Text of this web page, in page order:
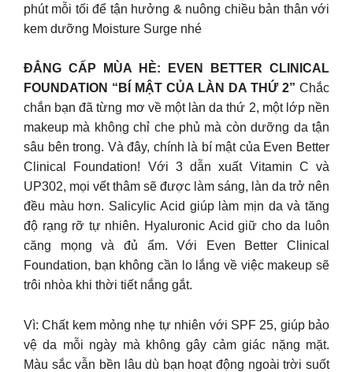
phút mỗi tối để tận hưởng & nuông chiều bản thân với
kem dưỡng Moisture Surge nhé
ĐẲNG CẤP MÙA HÈ: EVEN BETTER CLINICAL
FOUNDATION “BÍ MẬT CỦA LÀN DA THỨ 2” Chắc
chắn bạn đã từng mơ về một làn da thứ 2, một lớp nền
makeup mà không chỉ che phủ mà còn dưỡng da tận
sâu bên trong. Và đây, chính là bí mật của Even Better
Clinical Foundation! Với 3 dẫn xuất Vitamin C và
UP302, mọi vết thâm sẽ được làm sáng, làn da trở nên
đều màu hơn. Salicylic Acid giúp làm mịn da và tăng
độ rạng rỡ tự nhiên. Hyaluronic Acid giữ cho da luôn
căng mọng và đủ ẩm. Với Even Better Clinical
Foundation, bạn không cần lo lắng về việc makeup sẽ
trôi nhòa khi thời tiết nắng gắt.
Vì: Chất kem mỏng nhẹ tự nhiên với SPF 25, giúp bảo
vệ da mỗi ngày mà không gây cảm giác nặng mặt.
Màu sắc vẫn bền lâu dù bạn hoạt động ngoài trời suốt